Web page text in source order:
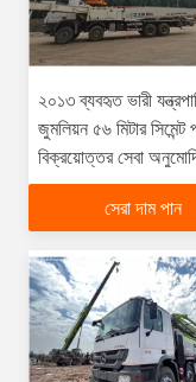
২০১৩ ব্যবহৃত ভারী
জুমলিয়ন ৫৬ মিটার সিমেন্ট
বিক্রয়োত্তর সেবা
সেরা দাম পান